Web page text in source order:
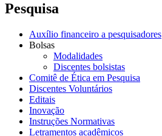
Pesquisa
Auxílio financeiro a pesquisadores
Bolsas
Modalidades
Discentes bolsistas
Comitê de Ética em Pesquisa
Discentes Voluntários
Editais
Inovação
Instruções Normativas
Letramentos acadêmicos